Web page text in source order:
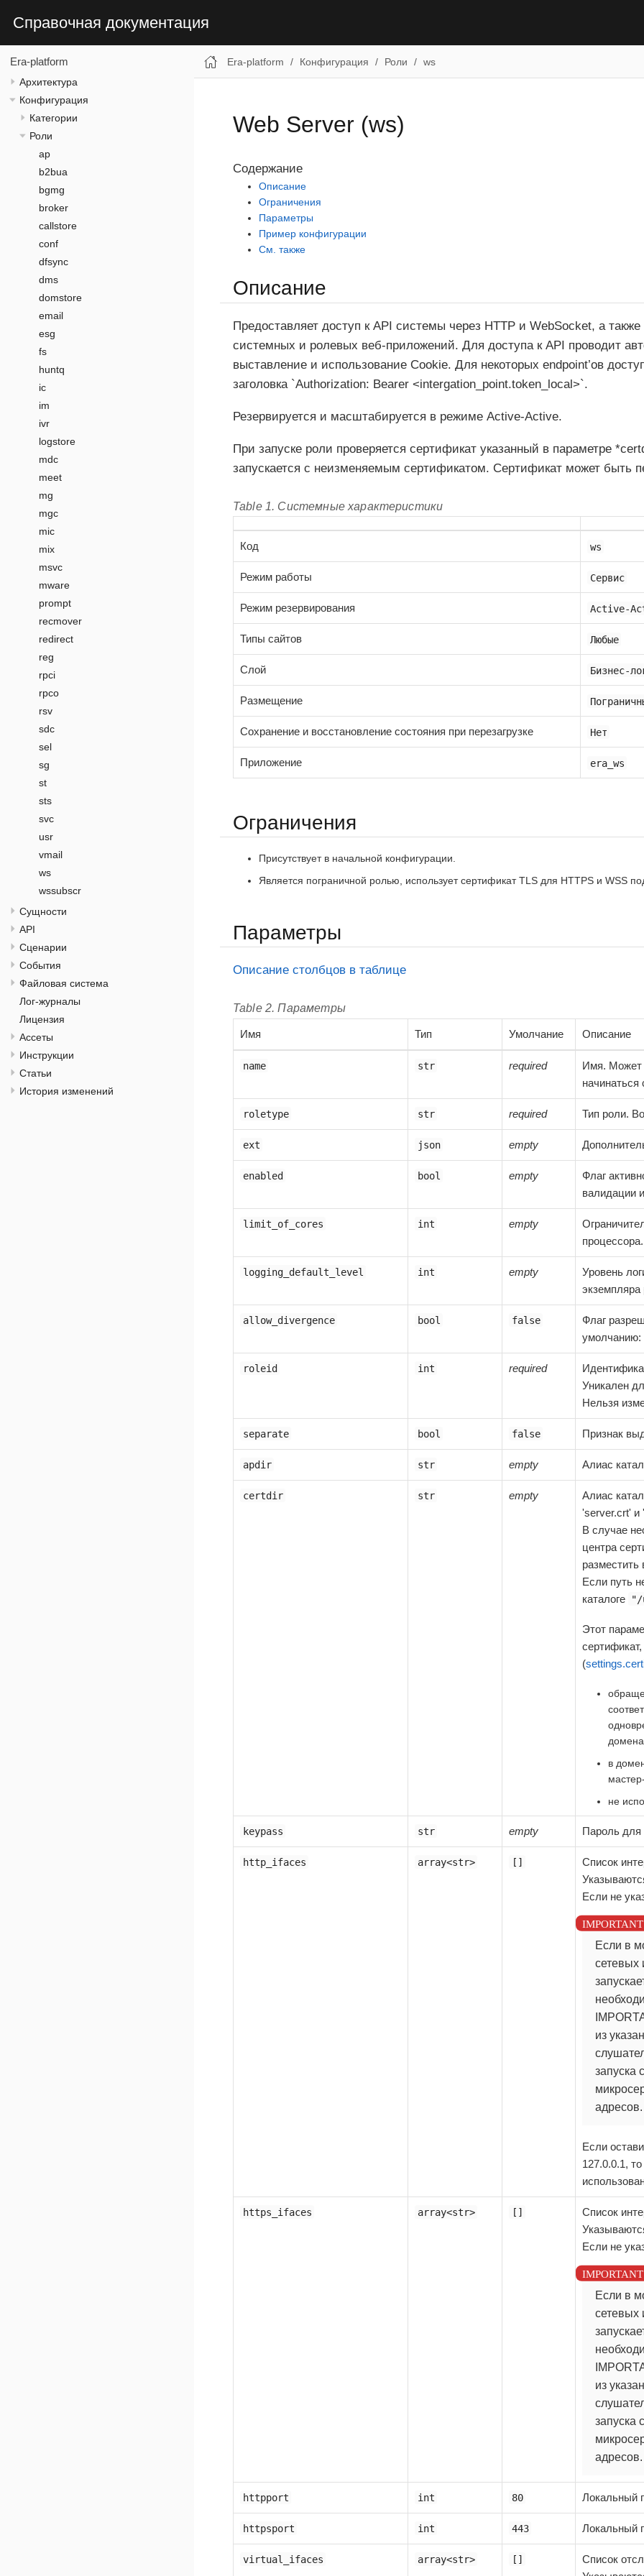
Справочная документация
Era-platform
Архитектура
Конфигурация
Категории
Роли
ap
b2bua
bgmg
broker
callstore
conf
dfsync
dms
domstore
email
esg
fs
huntq
ic
im
ivr
logstore
mdc
meet
mg
mgc
mic
mix
msvc
mware
prompt
recmover
redirect
reg
rpci
rpco
rsv
sdc
sel
sg
st
sts
svc
usr
vmail
ws
wssubscr
Сущности
API
Сценарии
События
Файловая система
Лог-журналы
Лицензия
Ассеты
Инструкции
Статьи
История изменений
Era-platform Конфигурация Роли ws
Web Server (ws)
Содержание
Описание
Ограничения
Параметры
Пример конфигурации
См. также
Описание
Предоставляет доступ к API системы через HTTP и WebSocket, а
системных и ролевых веб-приложений. Для доступа к API проводит
выставление и использование Cookie. Для некоторых endpoint’ов
заголовка `Authorization: Bearer <intergation_point.token_local>`.
Резервируется и масштабируется в режиме Active-Active.
При запуске роли проверяется сертификат указанный в параметре
запускается с неизменяемым сертификатом. Сертификат может быть
Table 1. Системные характеристики
Код ws
Режим работы Сервис
Режим резервирования Active-
Типы сайтов Любые
Слой Бизнес-
Размещение
Сохранение и восстановление состояния при перезагрузке Нет
Приложение era_ws
Ограничения
Присутствует в начальной конфигурации.
Является пограничной ролью, использует сертификат TLS для HTTPS и WSS
Параметры
Описание столбцов в таблице
Table 2. Параметры
Имя Тип Умолчание Описание
name str required
Имя. Может
начинаться
roletype str required Тип роли.
ext json empty
enabled bool empty
Флаг
валидации
limit_of_cores int empty
logging_default_level int empty
Уровень
экземпляра
allow_divergence bool false
Флаг
умолчанию:
roleid int required
Уникален
Нельзя
separate bool false Признак
apdir str empty Алиас
certdir str empty
Алиас
'server.crt' и
В случае
центра
Если путь
каталоге
"/
Этот
(
в
не
keypass str empty Пароль для
http_ifaces array<str> []
Список
Если не
Если в
сетевых
из
запуска
адресов.
Если
127.0.0.1,
https_ifaces array<str> []
Список
Если не
Если в
сетевых
из
запуска
адресов.
httpport int 80 Локальный
httpsport int 443 Локальный
virtual_ifaces array<str> []
Список